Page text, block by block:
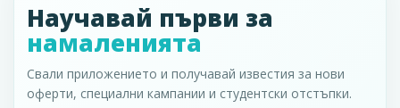
Научавай първи за
намаленията
Свали приложението и получавай известия за нови
оферти, специални кампании и студентски отстъпки.